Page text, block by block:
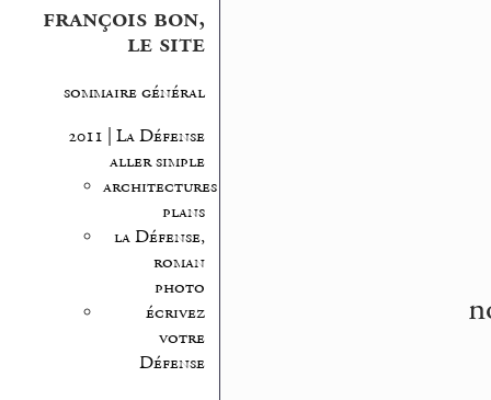
françois bon,
le site
sommaire général
2011 | La Défense
aller simple
architectures,
plans
la Défense,
roman
photo
écrivez
votre
Défense